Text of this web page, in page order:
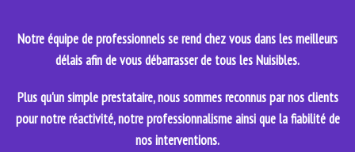
Notre équipe de professionnels se rend chez vous dans les meilleurs
délais afin de vous débarrasser de tous les Nuisibles.
Plus qu'un simple prestataire, nous sommes reconnus par nos clients
pour notre réactivité, notre professionnalisme ainsi que la fiabilité de
nos interventions.